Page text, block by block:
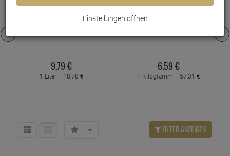
12
Nivona NIRK 703 Entkalker
9,79€
1 Liter = 18,78 €
47
6,59€
1 Kilogramm = 57,31 €
FILTER ANZEIGEN
Einstellungen öffnen